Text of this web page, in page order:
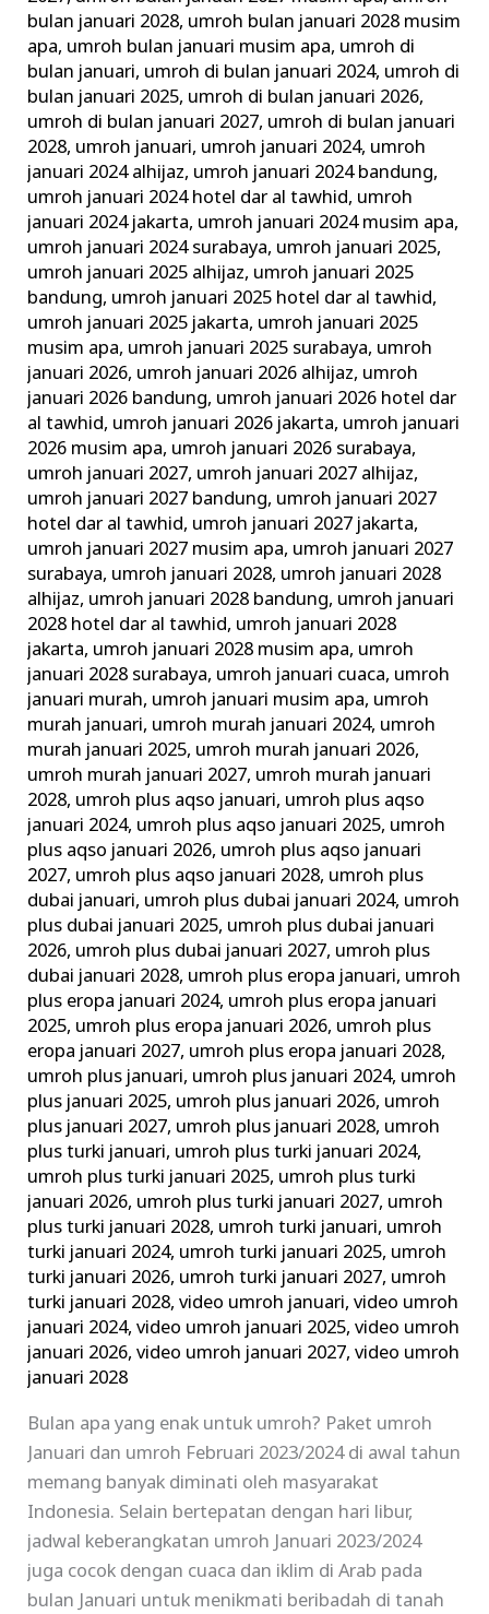
bulan januari 2028, umroh bulan januari 2028 musim
apa, umroh bulan januari musim apa, umroh di
bulan januari, umroh di bulan januari 2024, umroh di
bulan januari 2025, umroh di bulan januari 2026,
umroh di bulan januari 2027, umroh di bulan januari
2028, umroh januari, umroh januari 2024, umroh
januari 2024 alhijaz, umroh januari 2024 bandung,
umroh januari 2024 hotel dar al tawhid, umroh
januari 2024 jakarta, umroh januari 2024 musim apa,
umroh januari 2024 surabaya, umroh januari 2025,
umroh januari 2025 alhijaz, umroh januari 2025
bandung, umroh januari 2025 hotel dar al tawhid,
umroh januari 2025 jakarta, umroh januari 2025
musim apa, umroh januari 2025 surabaya, umroh
januari 2026, umroh januari 2026 alhijaz, umroh
januari 2026 bandung, umroh januari 2026 hotel dar
al tawhid, umroh januari 2026 jakarta, umroh januari
2026 musim apa, umroh januari 2026 surabaya,
umroh januari 2027, umroh januari 2027 alhijaz,
umroh januari 2027 bandung, umroh januari 2027
hotel dar al tawhid, umroh januari 2027 jakarta,
umroh januari 2027 musim apa, umroh januari 2027
surabaya, umroh januari 2028, umroh januari 2028
alhijaz, umroh januari 2028 bandung, umroh januari
2028 hotel dar al tawhid, umroh januari 2028
jakarta, umroh januari 2028 musim apa, umroh
januari 2028 surabaya, umroh januari cuaca, umroh
januari murah, umroh januari musim apa, umroh
murah januari, umroh murah januari 2024, umroh
murah januari 2025, umroh murah januari 2026,
umroh murah januari 2027, umroh murah januari
2028, umroh plus aqso januari, umroh plus aqso
januari 2024, umroh plus aqso januari 2025, umroh
plus aqso januari 2026, umroh plus aqso januari
2027, umroh plus aqso januari 2028, umroh plus
dubai januari, umroh plus dubai januari 2024, umroh
plus dubai januari 2025, umroh plus dubai januari
2026, umroh plus dubai januari 2027, umroh plus
dubai januari 2028, umroh plus eropa januari, umroh
plus eropa januari 2024, umroh plus eropa januari
2025, umroh plus eropa januari 2026, umroh plus
eropa januari 2027, umroh plus eropa januari 2028,
umroh plus januari, umroh plus januari 2024, umroh
plus januari 2025, umroh plus januari 2026, umroh
plus januari 2027, umroh plus januari 2028, umroh
plus turki januari, umroh plus turki januari 2024,
umroh plus turki januari 2025, umroh plus turki
januari 2026, umroh plus turki januari 2027, umroh
plus turki januari 2028, umroh turki januari, umroh
turki januari 2024, umroh turki januari 2025, umroh
turki januari 2026, umroh turki januari 2027, umroh
turki januari 2028,video umroh januari,video umroh
januari 2024,video umroh januari 2025,video umroh
januari 2026,video umroh januari 2027,video umroh
januari 2028
Bulan apa yang enak untuk umroh? Paket umroh
Januari dan umroh Februari 2023/2024 di awal tahun
memang banyak diminati oleh masyarakat
Indonesia. Selain bertepatan dengan hari libur,
jadwal keberangkatan umroh Januari 2023/2024
juga cocok dengan cuaca dan iklim di Arab pada
bulan Januari untuk menikmati beribadah di tanah